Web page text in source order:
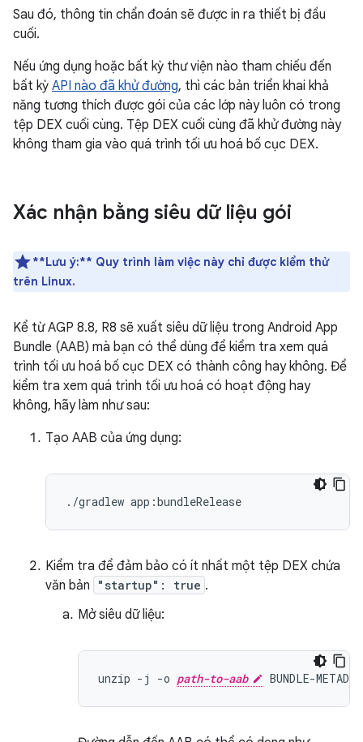
Sau đó, thông tin chẩn đoán sẽ được in ra thiết bị đầu
cuối.
Nếu ứng dụng hoặc bất kỳ thư viện nào tham chiếu đến
bất kỳ API nào đã khử đường, thì các bản triển khai khả
năng tương thích được gói của các lớp này luôn có trong
tệp DEX cuối cùng. Tệp DEX cuối cùng đã khử đường này
không tham gia vào quá trình tối ưu hoá bố cục DEX.
Xác nhận bằng siêu dữ liệu gói
**Lưu ý:** Quy trình làm việc này chỉ được kiểm thử
trên Linux.
Kể từ AGP 8.8, R8 sẽ xuất siêu dữ liệu trong Android App
Bundle (AAB) mà bạn có thể dùng để kiểm tra xem quá
trình tối ưu hoá bố cục DEX có thành công hay không. Để
kiểm tra xem quá trình tối ưu hoá có hoạt động hay
không, hãy làm như sau:
Tạo AAB của ứng dụng:
Kiểm tra để đảm bảo có ít nhất một tệp DEX chứa
văn bản
"startup": true .
Mở siêu dữ liệu:
unzip -j -o path-to-aab